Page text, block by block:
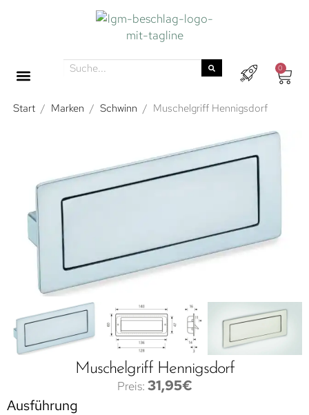
0
Start / Marken / Schwinn / Muschelgriff Hennigsdorf
Muschelgriff Hennigsdorf
31,95€
Ausführung